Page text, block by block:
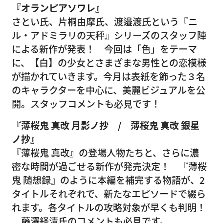
『オランピアソワレ』
さとい氏、片桐由摩氏、渡邉渡氏という『ニ
ル・アドミラリの天秤』シリーズのスタッフ陣
による新作が発表！ 今回は「色」をテーマ
に、【白】の少女とさまざまな男性との恋模様
が描かれていきます。今月は表紙を飾った３名
のキャラクターを中心に、美麗ビジュアルを公
開。スタッフコメントも必見です！
『薄桜鬼 真改 月影ノ抄 / 薄桜鬼 真改 銀星
ノ抄』
『薄桜鬼 真改』の登場人物たちと、さらに濃
密な時間が過ごせる新作が発売決定！ 『薄桜
鬼 随想録』のように本編を補完する物語が、2
タイトルそれぞれで、新たなエピソードで綴ら
れます。各タイトルの攻略対象が早くも判明！